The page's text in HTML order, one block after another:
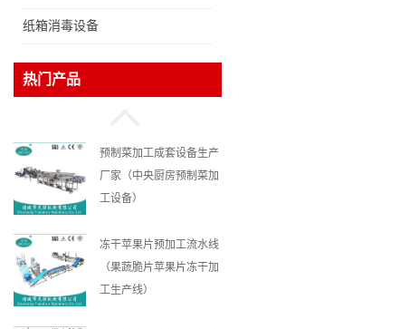
纸箱消毒设备
热门产品
冻干百合片加工生产线
预制菜加工成套设备生产
厂家（中央厨房预制菜加
工设备）
冻干苹果片预加工流水线
（果蔬脆片苹果片冻干加
工生产线）